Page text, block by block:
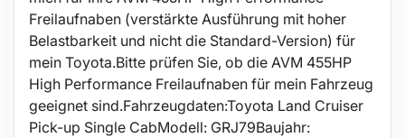
76/14 - VW, Porsche, Mercedes, BMW, Audi A3, Opel, Škoda
80/15- Nissan, Honda, Mazda, Isuzu, Subaru, Volkswagen, Toyota
93/15 - Opel, Mazda, Volvo, Mitsubishi, Nissan, VW, Porsche,
Renault, Ford, Honda, Audi
93/36 - Ford
65-67/14 - Daihatsu
80-82/15 Mazda, Subaru, Toyota, Honda, Acura, Nissan
90/15 Honda Accord, Mitsubishi, Isuzu
Freilaufnaben (verstärkte Ausführung mit hoher
Belastbarkeit und nicht die Standard-Version) für
mein Toyota.Bitte prüfen Sie, ob die AVM 455HP
High Performance Freilaufnaben für mein Fahrzeug
geeignet sind.Fahrzeugdaten:Toyota Land Cruiser
Pick-up Single CabModell: GRJ79Baujahr: